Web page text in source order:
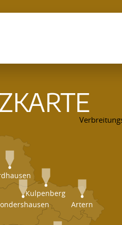
Artern
Kulpenberg